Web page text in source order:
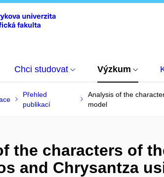
Chci studovat Výzkum
Přehled
publikací
Analysis of the
model
the characters of
and Chrysantza